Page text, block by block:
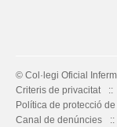
© Col·legi Oficial
Criteris de privacitat
Política de protecció
Canal de denúncies